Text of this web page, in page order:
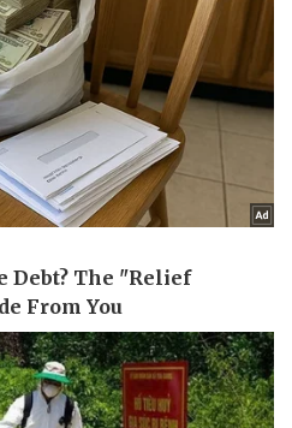
Vũ khí
Việt Nam
Phân tích